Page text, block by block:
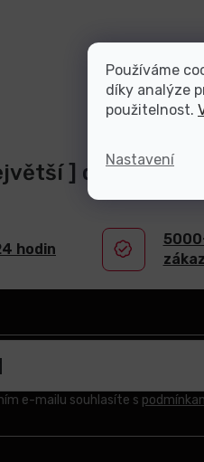
Používáme
díky analýze
použitelnost.
Nastavení
] dodavatel
hodin
e-mailu souhlasíte s